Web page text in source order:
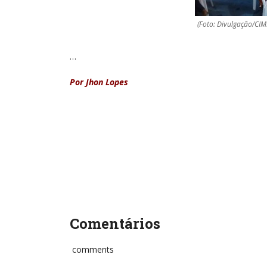
(Foto: Divulgação/
…
Por Jhon Lopes
Comentários
comments